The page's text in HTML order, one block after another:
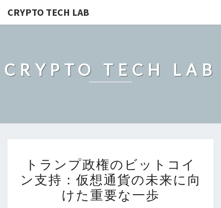
CRYPTO TECH LAB
CRYPTO TECH LAB
ラ
ン
プ
トランプ政権のビットコイ
ン支持：仮想通貨の未来に向
けた重要な一歩